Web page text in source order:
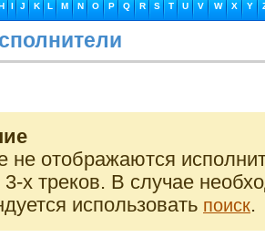
I J K L M N O P Q R S T U V W X Y
не отображаются
х треков. В случае
использовать поиск.